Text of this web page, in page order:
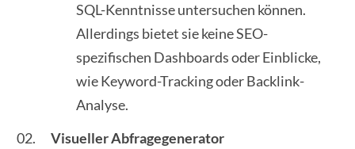
SQL-Kenntnisse untersuchen können.
Allerdings bietet sie keine SEO-
spezifischen Dashboards oder Einblicke,
wie Keyword-Tracking oder Backlink-
Analyse.
Visueller Abfragegenerator